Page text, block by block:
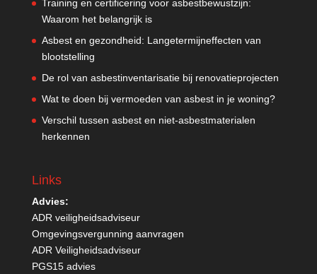
Training en certificering voor asbestbewustzijn:
Waarom het belangrijk is
Asbest en gezondheid: Langetermijneffecten van
blootstelling
De rol van asbestinventarisatie bij renovatieprojecten
Wat te doen bij vermoeden van asbest in je woning?
Verschil tussen asbest en niet-asbestmaterialen
herkennen
Links
Advies:
ADR veiligheidsadviseur
Omgevingsvergunning aanvragen
ADR Veiligheidsadviseur
PGS15 advies